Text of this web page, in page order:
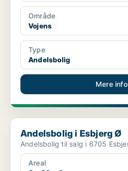
Område
Vojens
Type
Andelsbolig
Mere info
Andelsbolig i Esbjerg Ø
Andelsbolig i Esbjerg Ø
Areal